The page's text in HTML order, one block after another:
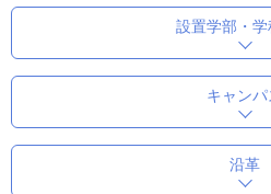
設置学部・学
キャンパ
沿革